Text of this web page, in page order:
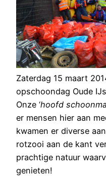
Zaterdag 15 maart
opschoondag Oude
Onze ‘hoofd
er mensen hier aan
kwamen er diverse
rotzooi aan de kant
prachtige natuur
genieten!